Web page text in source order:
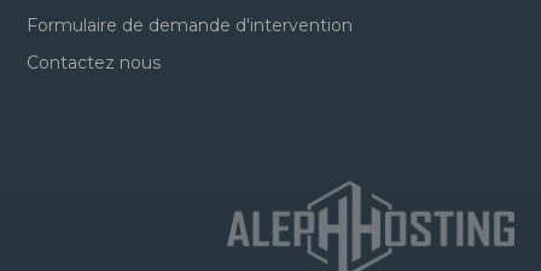
Formulaire de demande d'intervention
Contactez nous